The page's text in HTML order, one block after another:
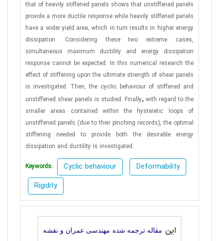
that of heavily stiffened panels shows that unstiffened panels
provide a more ductile response while heavily stiffened panels
have a wider yield area, which in turn results in higher energy
dissipation. Considering these two extreme cases,
simultaneous maximum ductility and energy dissipation
response cannot be expected. In this numerical research the
effect of stiffening upon the ultimate strength of shear panels
is investigated. Then, the cyclic behaviour of stiffened and
unstiffened shear panels is studied. Finally, with regard to the
smaller areas contained within the hysteretic loops of
unstiffened panels (due to their pinching records), the optimal
stiffening needed to provide both the desirable energy
dissipation and ductility is investigated.
Keywords: Cyclic behaviour
Deformability
Rigidity
این مقاله ترجمه شده مهندسی عمران و نقشه